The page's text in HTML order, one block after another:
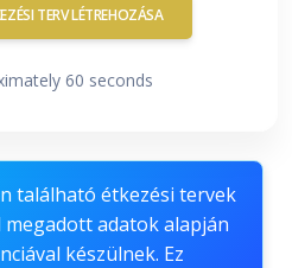
TERV LÉTREHOZÁSA
60 seconds
található étkezési tervek
adatok alapján
készülnek. Ez